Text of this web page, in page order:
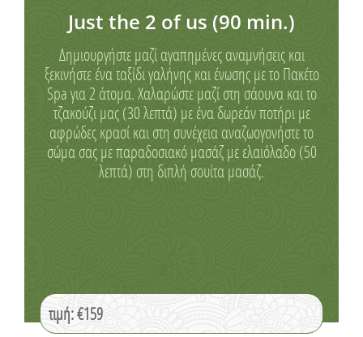
Just the 2 of us (90 min.)
Δημιουργήστε μαζί αγαπημένες αναμνήσεις και
ξεκινήστε ένα ταξίδι γαλήνης και ένωσης με το Πακέτο
Spa για 2 άτομα. Χαλαρώστε μαζί στη σάουνα και το
τζακούζι μας (30 λεπτά) με ένα δωρεάν ποτήρι με
αφρώδες κρασί και στη συνέχεια αναζωογονήστε το
σώμα σας με παραδοσιακό μασάζ με ελαιόλαδο (50
λεπτά) στη διπλή σουίτα μασάζ.
τιμή: €159